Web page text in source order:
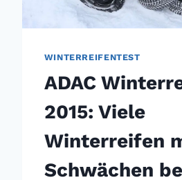
WINTERREIFENTEST
ADAC
2015: Viele
Winterreifen
Schwächen